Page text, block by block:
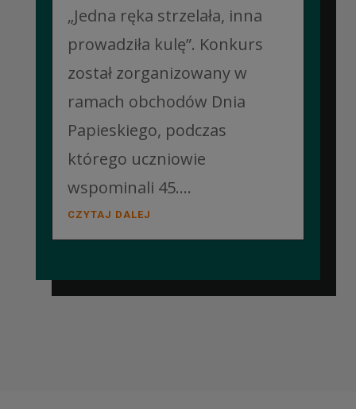
„Jedna ręka strzelała, inna
prowadziła kulę”. Konkurs
został zorganizowany w
ramach obchodów Dnia
Papieskiego, podczas
którego uczniowie
wspominali 45....
CZYTAJ DALEJ